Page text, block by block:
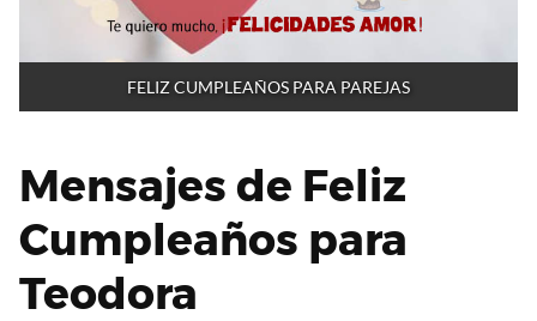
FELIZ CUMPLEAÑOS PARA PAREJAS
Mensajes de Feliz
Cumpleaños para
Teodora